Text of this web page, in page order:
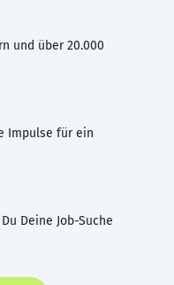
und über 20.000
Impulse für ein
Deine Job-Suche